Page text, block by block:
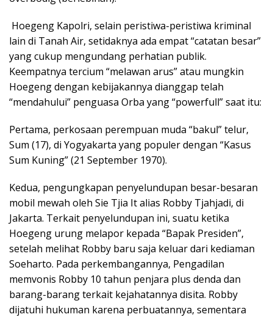
Hoegeng Kapolri, selain peristiwa-peristiwa kriminal
lain di Tanah Air, setidaknya ada empat “catatan besar”
yang cukup mengundang perhatian publik.
Keempatnya tercium “melawan arus” atau mungkin
Hoegeng dengan kebijakannya dianggap telah
“mendahului” penguasa Orba yang “powerfull” saat itu:
Pertama, perkosaan perempuan muda “bakul” telur,
Sum (17), di Yogyakarta yang populer dengan “Kasus
Sum Kuning” (21 September 1970).
Kedua, pengungkapan penyelundupan besar-besaran
mobil mewah oleh Sie Tjia It alias Robby Tjahjadi, di
Jakarta. Terkait penyelundupan ini, suatu ketika
Hoegeng urung melapor kepada “Bapak Presiden”,
setelah melihat Robby baru saja keluar dari kediaman
Soeharto. Pada perkembangannya, Pengadilan
memvonis Robby 10 tahun penjara plus denda dan
barang-barang terkait kejahatannya disita. Robby
dijatuhi hukuman karena perbuatannya, sementara